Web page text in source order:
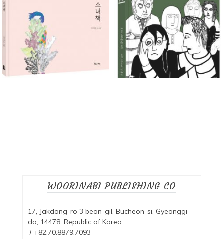
WOORINABI PUBLISHING CO
17, Jakdong-ro 3 beon-gil, Bucheon-si, Gyeonggi-
do, 14478, Republic of Korea
T+82.70.8879.7093